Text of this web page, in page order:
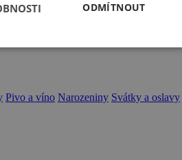
Pivo a víno Narozeniny Svátky a oslavy
ODMÍTNOUT